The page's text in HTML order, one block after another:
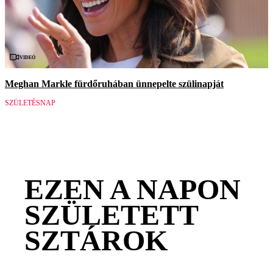
Videó
Meghan Markle fürdőruhában ünnepelte szülinapját
SZÜLETÉSNAP
EZEN A NAPON
SZÜLETETT
SZTÁROK